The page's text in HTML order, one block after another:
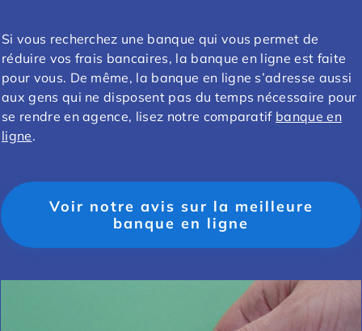
Si vous recherchez une banque qui vous permet de
réduire vos frais bancaires, la banque en ligne est faite
pour vous. De même, la banque en ligne s’adresse aussi
aux gens qui ne disposent pas du temps nécessaire pour
se rendre en agence, lisez notre comparatif banque en
ligne.
Voir notre avis sur la meilleure
banque en ligne